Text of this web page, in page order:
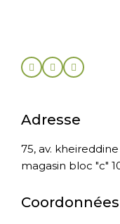
Adresse
75, av.
magasin bloc "c"
Coordonnées